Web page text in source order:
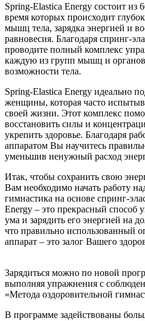
Spring-Elastica Energy состоит из
время которых происходит
мышц тела, зарядка энергией и
равновесия. Благодаря спринг-
проводите полный комплекс
каждую из групп мышц и
возможности тела.
Spring-Elastica Energy идеально
женщины, которая часто
своей жизни. Этот комплекс
восстановить силы и
укрепить здоровье. Благодаря
аппаратом Вы научитесь
уменьшив ненужный расход
Итак, чтобы сохранить свою
Вам необходимо начать работу
гимнастика на основе спринг-
Energy – это прекрасный способ
ума и зарядить его энергией на
что правильно использованный
аппарат – это залог Вашего
Зарядиться можно по новой
выполняя упражнения с
«Метода оздоровительной
В программе задействованы